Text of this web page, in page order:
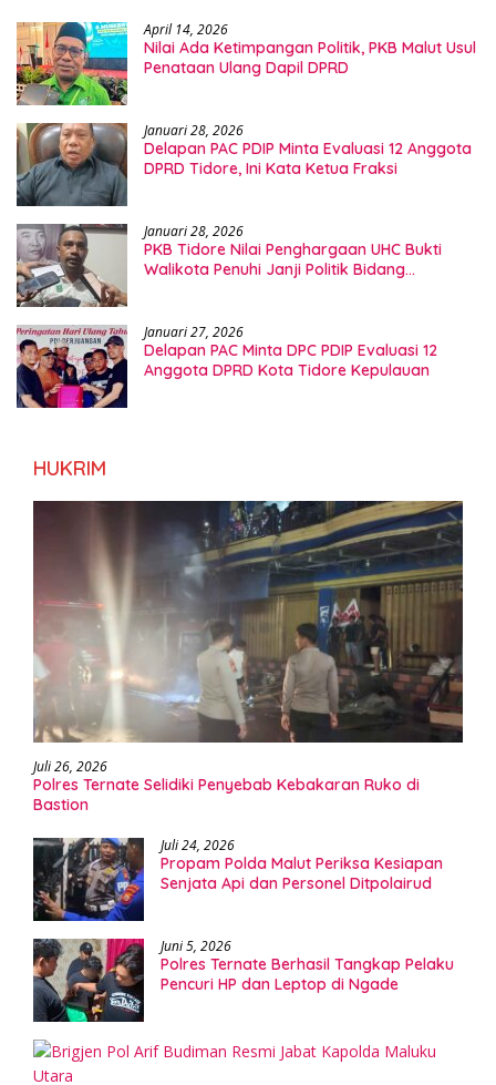
April 14, 2026
Nilai Ada Ketimpangan Politik, PKB Malut Usul
Penataan Ulang Dapil DPRD
Januari 28, 2026
Delapan PAC PDIP Minta Evaluasi 12 Anggota
DPRD Tidore, Ini Kata Ketua Fraksi
Januari 28, 2026
PKB Tidore Nilai Penghargaan UHC Bukti
Walikota Penuhi Janji Politik Bidang
Januari 27, 2026
Delapan PAC Minta DPC PDIP Evaluasi 12
Anggota DPRD Kota Tidore Kepulauan
HUKRIM
Juli 26, 2026
Polres Ternate Selidiki Penyebab Kebakaran Ruko di
Bastion
Juli 24, 2026
Propam Polda Malut Periksa Kesiapan
Senjata Api dan Personel Ditpolairud
Juni 5, 2026
Polres Ternate Berhasil Tangkap Pelaku
Pencuri HP dan Leptop di Ngade